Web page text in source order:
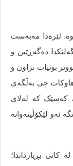
لێرەدا مەبەست
دەگەڕێین و
بونیات نراون و
هاوکات چی بەڵگەی
کەسێک کە لەلای
ئەو لێکۆڵینەوانە
بڕیارداندا؛